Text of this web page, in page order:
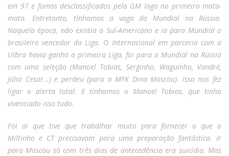
em 97 e fomos desclassificados pela GM logo no primeiro mata-
mata. Entretanto, tínhamos a vaga do Mundial na Rússia.
Naquela época, não existia o Sul-Americano e ia para Mundial o
brasileiro vencedor da Liga. O Internacional em parceria com a
Ulbra havia ganho a primeira Liga, foi para o Mundial na Rússia
com uma seleção (Manoel Tobias, Serginho, Waguinho, Vandré,
Júlio Cesar…) e perdeu (para o MFK Dina Moscou). Isso nos fez
ligar o alerta total. E tínhamos o Manoel Tobias, que tinha
vivenciado isso tudo.
Foi ai que tive que trabalhar muito para fornecer o que o
Miltinho e CT precisavam para uma preparação fantástica. Ir
para Moscou só com três dias de antecedência era suicídio. Mas